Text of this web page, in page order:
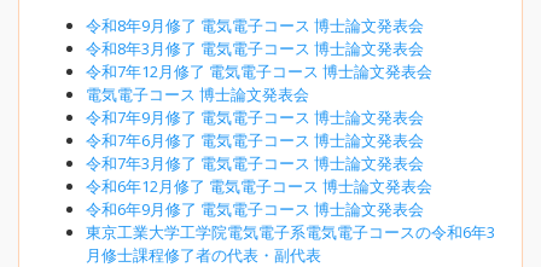
令和8年9月修了 電気電子コース 博士論文発表会
令和8年3月修了 電気電子コース 博士論文発表会
令和7年12月修了 電気電子コース 博士論文発表会
電気電子コース 博士論文発表会
令和7年9月修了 電気電子コース 博士論文発表会
令和7年6月修了 電気電子コース 博士論文発表会
令和7年3月修了 電気電子コース 博士論文発表会
令和6年12月修了 電気電子コース 博士論文発表会
令和6年9月修了 電気電子コース 博士論文発表会
東京工業大学工学院電気電子系電気電子コースの令和6年3
月修士課程修了者の代表・副代表